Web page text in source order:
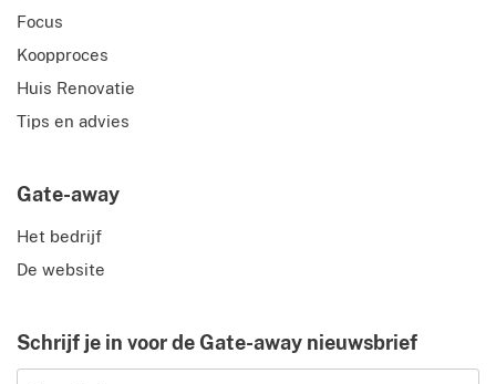
Focus
Koopproces
Huis Renovatie
Tips en advies
Gate-away
Het bedrijf
De website
Schrijf je in voor de Gate-away nieuwsbrief